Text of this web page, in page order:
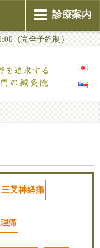
診療案内
（完全予約制）
三叉神経痛
痛